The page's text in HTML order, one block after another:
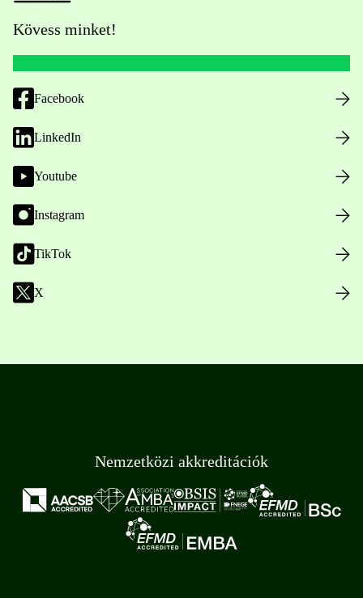
Kövess minket!
Facebook
LinkedIn
Youtube
Instagram
TikTok
X
Nemzetközi akkreditációk